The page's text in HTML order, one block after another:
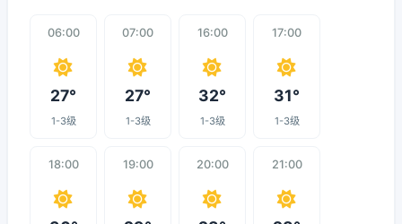
06:00
27°
1-3级
07:00
27°
1-3级
16:00
32°
1-3级
17:00
31°
1-3级
18:00 19:00 20:00 21:00